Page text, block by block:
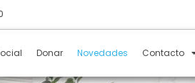
Donar Novedades Contacto